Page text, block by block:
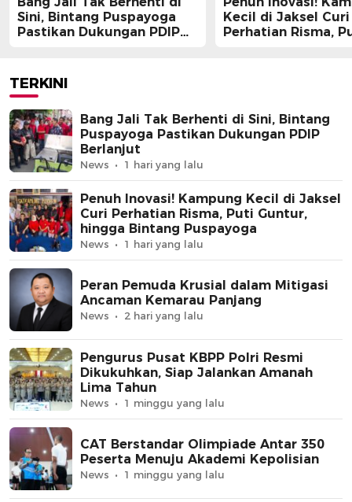
Sini, Bintang Puspayoga
Pastikan Dukungan PDIP
Kecil di Jaksel Curi
Perhatian Risma,
TERKINI
Bang Jali Tak Berhenti di Sini, Bintang
Puspayoga Pastikan Dukungan PDIP
Berlanjut
News 1 hari yang lalu
Penuh Inovasi! Kampung Kecil di Jaksel
Curi Perhatian Risma, Puti Guntur,
hingga Bintang Puspayoga
News 1 hari yang lalu
Peran Pemuda Krusial dalam Mitigasi
Ancaman Kemarau Panjang
News 2 hari yang lalu
Pengurus Pusat KBPP Polri Resmi
Dikukuhkan, Siap Jalankan Amanah
Lima Tahun
News 1 minggu yang lalu
CAT Berstandar Olimpiade Antar 350
Peserta Menuju Akademi Kepolisian
News 1 minggu yang lalu